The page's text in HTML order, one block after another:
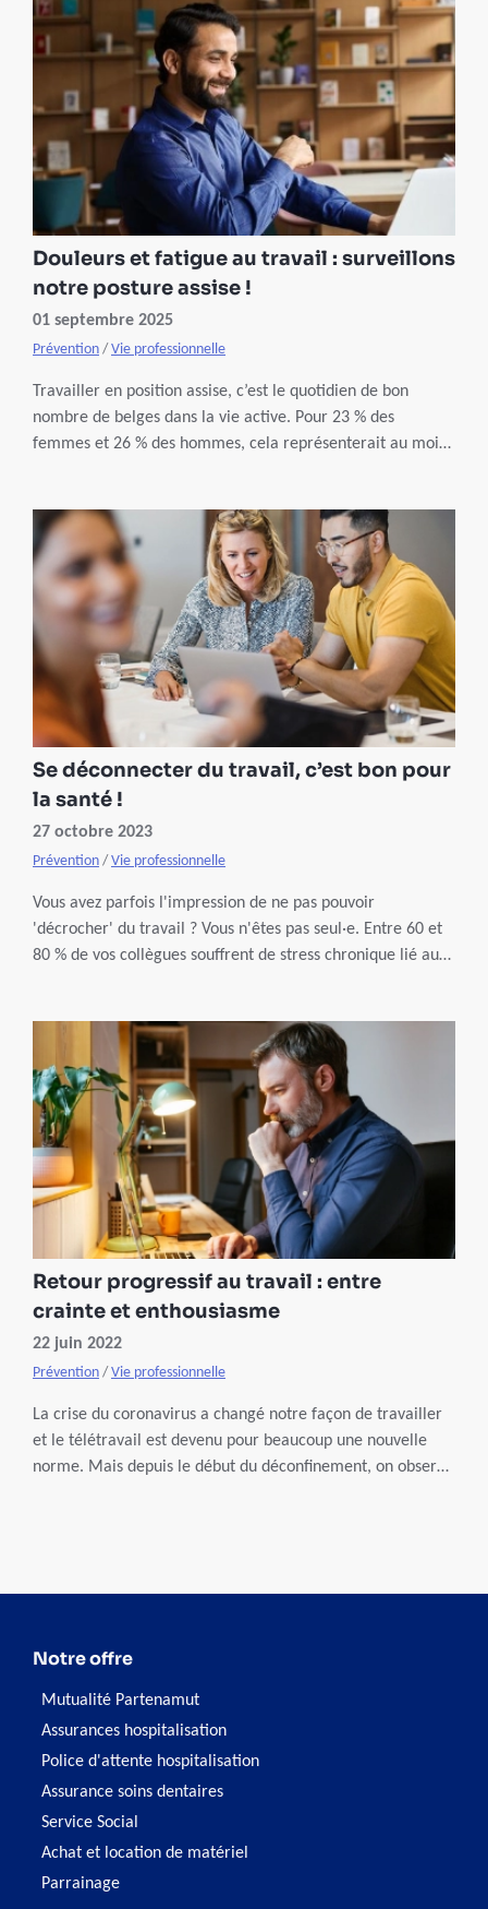
Douleurs et fatigue au travail : surveillons
notre posture assise !
01 septembre 2025
Prévention / Vie professionnelle
Travailler en position assise, c’est le quotidien de bon
nombre de belges dans la vie active. Pour 23 % des
femmes et 26 % des hommes, cela représenterait au moins
On vous explique comment agir pour vous préserver.
Se déconnecter du travail, c’est bon pour
la santé !
27 octobre 2023
Prévention / Vie professionnelle
Vous avez parfois l'impression de ne pas pouvoir
'décrocher' du travail ? Vous n'êtes pas seul·e. Entre 60 et
80 % de vos collègues souffrent de stress chronique lié au
la question à Inge Declercq, neurologue et experte en
sommeil et en gestion du stress.
Retour progressif au travail : entre
crainte et enthousiasme
22 juin 2022
Prévention / Vie professionnelle
La crise du coronavirus a changé notre façon de travailler
et le télétravail est devenu pour beaucoup une nouvelle
norme. Mais depuis le début du déconfinement, on observe
Notre offre
Mutualité Partenamut
Assurances hospitalisation
Police d'attente hospitalisation
Assurance soins dentaires
Service Social
Achat et location de matériel
Parrainage